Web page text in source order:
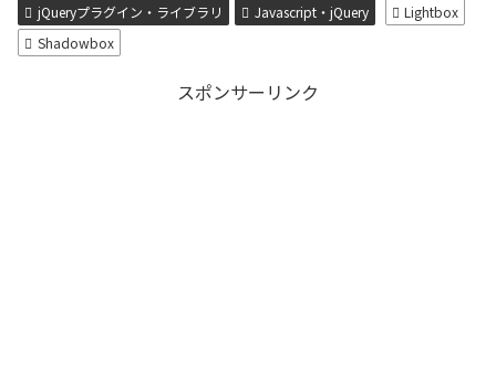
jQueryプラグイン・ライブラリ Javascript・jQuery
Lightbox
Shadowbox
スポンサーリンク